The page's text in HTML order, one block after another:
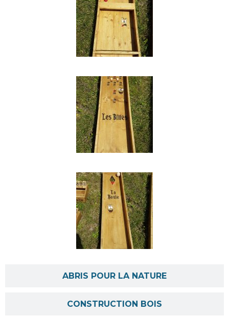
ABRIS POUR LA NATURE
CONSTRUCTION BOIS